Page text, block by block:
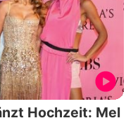
Hochzeit: Mel